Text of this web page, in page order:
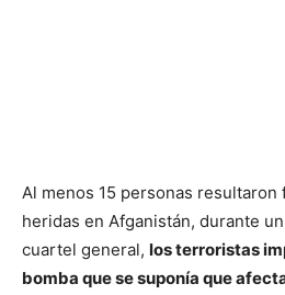
Al menos 15 personas resultaron
heridas en Afganistán, durante
cuartel general, los terroristas
bomba que se suponía que